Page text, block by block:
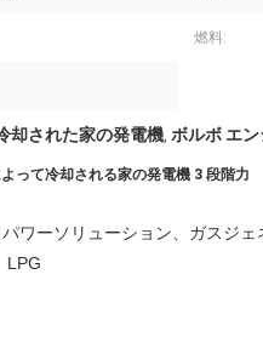
燃料:
却された家の発電機, ボルボ エ
って冷却される家の発電機 3 段階力
ワーソリューション、ガスジェ
LPG